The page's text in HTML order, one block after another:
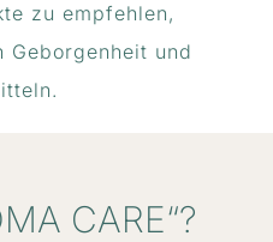
zu empfehlen,
Geborgenheit und
CARE“?